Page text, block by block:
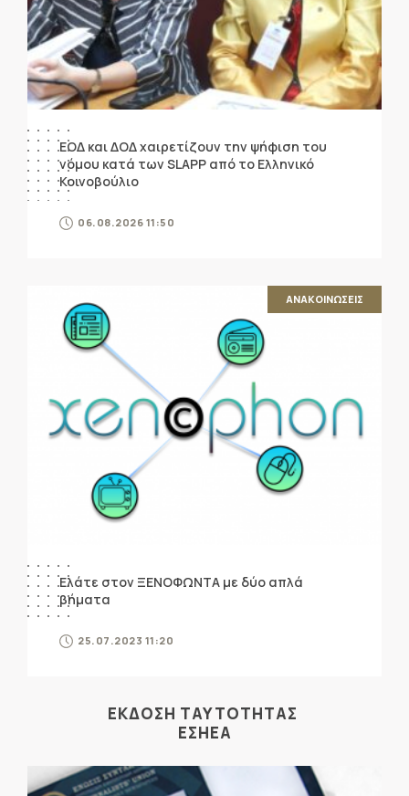
ΕΟΔ και ΔΟΔ χαιρετίζουν την ψήφιση του
νόμου κατά των SLAPP από το Ελληνικό
Κοινοβούλιο
06.08.2026 11:50
ΑΝΑΚΟΙΝΩΣΕΙΣ
Ελάτε στον ΞΕΝΟΦΩΝΤΑ με δύο απλά
βήματα
25.07.2023 11:20
ΕΚΔΟΣΗ ΤΑΥΤΟΤΗΤΑΣ
ΕΣΗΕΑ